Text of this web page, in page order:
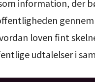
information, der
loven fint
udtalelser i